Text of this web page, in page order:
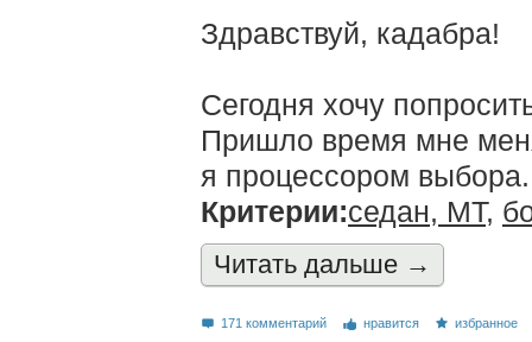
Здравствуй, кадабра!
Сегодня хочу
Пришло время мне
я процессором выбора.
Критерии:седан, MT,
Читать дальшe →
171 комментарий нравится избранное